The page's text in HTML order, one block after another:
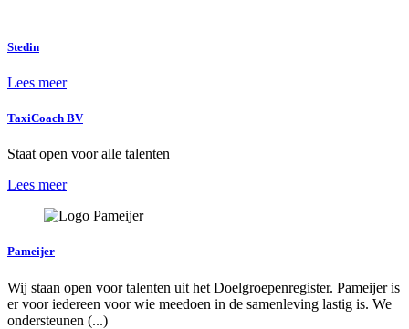
Stedin
Lees meer
TaxiCoach BV
Staat open voor alle talenten
Lees meer
Pameijer
Wij staan open voor talenten uit het Doelgroepenregister. Pameijer is
er voor iedereen voor wie meedoen in de samenleving lastig is. We
ondersteunen (...)